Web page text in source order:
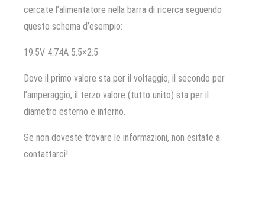
cercate l’alimentatore nella barra di ricerca seguendo
questo schema d’esempio:
19.5V 4.74A 5.5×2.5
Dove il primo valore sta per il voltaggio, il secondo per
l’amperaggio, il terzo valore (tutto unito) sta per il
diametro esterno e interno.
Se non doveste trovare le informazioni, non esitate a
contattarci!